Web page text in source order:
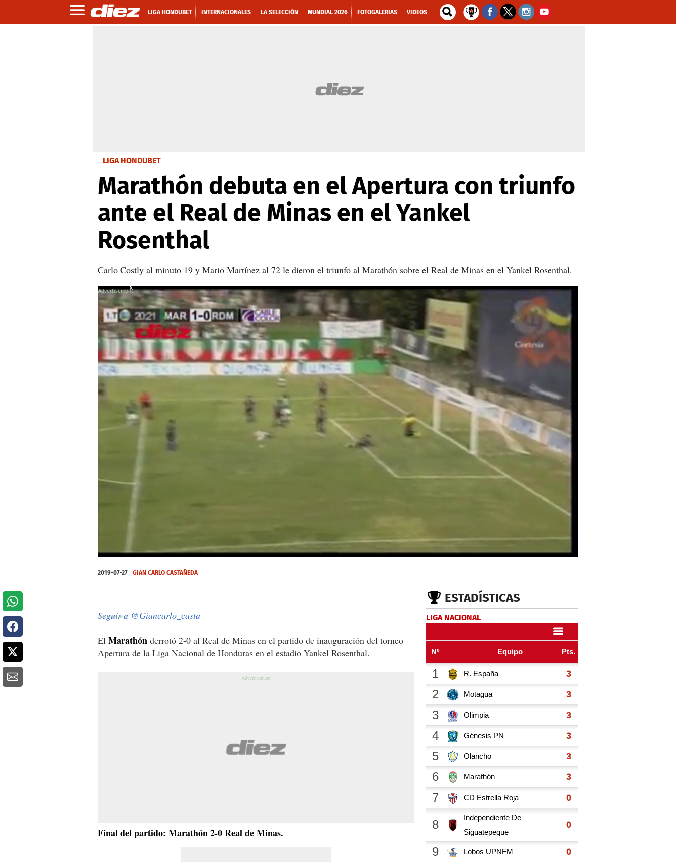
LIGA HONDUBET INTERNACIONALES LA SELECCIÓN MUNDIAL 2026 FOTOGALERIAS VIDEOS
LIGA HONDUBET
Marathón debuta en el Apertura con triunfo
ante el Real de Minas en el Yankel
Rosenthal
Carlo Costly al minuto 19 y Mario Martínez al 72 le dieron el triunfo al Marathón sobre el Real de Minas en el Yankel Rosenthal.
seconds
of
X
X
2019-07-27 GIAN CARLO CASTAÑEDA
Seguir a @Giancarlo_casta
El Marathón derrotó 2-0 al Real de Minas en el partido de inauguración del torneo
Apertura de la Liga Nacional de Honduras en el estadio Yankel Rosenthal.
Final del partido: Marathón 2-0 Real de Minas.
ESTADÍSTICAS
LIGA NACIONAL